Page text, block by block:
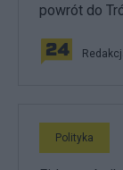
powrót do
Polityka